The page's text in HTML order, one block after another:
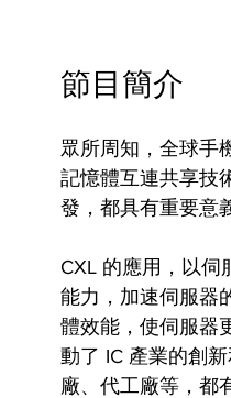
節目簡介
眾所周知，全球手
記憶體互連共享技
發，都具有重要意
CXL 的應用，以伺
能力，加速伺服器
體效能，使伺服器
動了 IC 產業的創
廠、代工廠等，都